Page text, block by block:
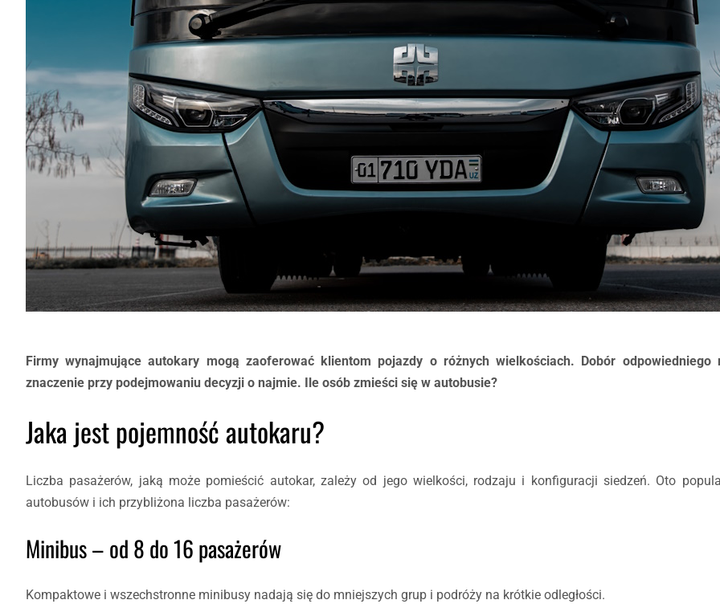
Firmy wynajmujące autokary mogą zaoferować klientom pojazdy o różnych wielkościach. Dobór odpowiedniego
znaczenie przy podejmowaniu decyzji o najmie. Ile osób zmieści się w autobusie?
Jaka jest pojemność autokaru?
Liczba pasażerów, jaką może pomieścić autokar, zależy od jego wielkości, rodzaju i konfiguracji siedzeń. Oto
autobusów i ich przybliżona liczba pasażerów:
Minibus – od 8 do 16 pasażerów
Kompaktowe i wszechstronne minibusy nadają się do mniejszych grup i podróży na krótkie odległości.